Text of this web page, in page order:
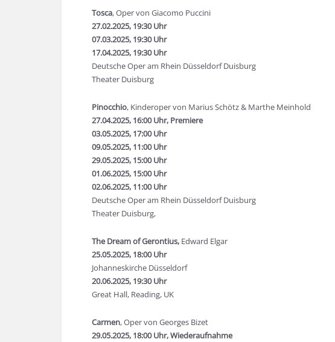
Tosca, Oper von Giacomo Puccini
27.02.2025, 19:30 Uhr
07.03.2025, 19:30 Uhr
17.04.2025, 19:30 Uhr
Deutsche Oper am Rhein Düsseldorf Duisburg
Theater Duisburg
Pinocchio, Kinderoper von Marius Schötz & Marthe Meinhold
27.04.2025, 16:00 Uhr, Premiere
03.05.2025, 17:00 Uhr
09.05.2025, 11:00 Uhr
29.05.2025, 15:00 Uhr
01.06.2025, 15:00 Uhr
02.06.2025, 11:00 Uhr
Deutsche Oper am Rhein Düsseldorf Duisburg
Theater Duisburg,
The Dream of Gerontius, Edward Elgar
25.05.2025, 18:00 Uhr
Johanneskirche Düsseldorf
20.06.2025, 19:30 Uhr
Great Hall, Reading, UK
Carmen, Oper von Georges Bizet
29.05.2025, 18:00 Uhr, Wiederaufnahme